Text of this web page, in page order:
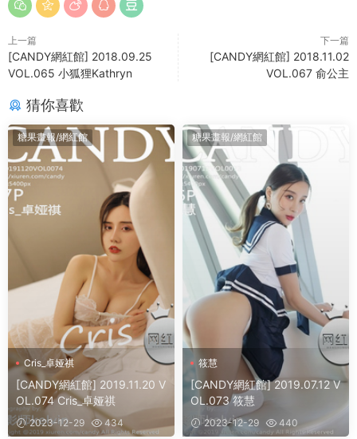
上一篇
[CANDY網紅館] 2018.09.25
VOL.065 小狐狸Kathryn
下一篇
[CANDY網紅館] 2018.11.02
VOL.067 俞公主
猜你喜歡
糖果畫報/網紅館
Cris_卓娅祺
[CANDY網紅館] 2019.11.20 V
OL.074 Cris_卓娅祺
2023-12-29 434
糖果畫報/網紅館
筱慧
[CANDY網紅館] 2019.07.12 V
OL.073 筱慧
2023-12-29 440